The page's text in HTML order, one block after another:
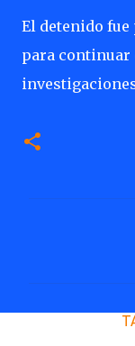
El detenido
para continuar